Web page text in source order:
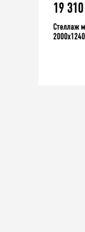
19 310
Стеллаж